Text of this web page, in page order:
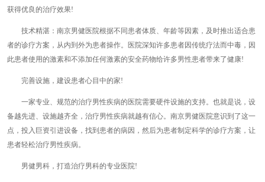
获得优良的治疗效果!
技术精湛：南京男健医院根据不同患者体质、年龄等因素，及时推出适合患
者的诊疗方案，从内到外为患者操作。医院深知许多患者因传统疗法而中毒，因
此患者使用的激素和不添加任何激素的安全药物给许多男性患者带来了健康!
完善设施，建设患者心目中的家!
一家专业、规范的治疗男性疾病的医院需要硬件设施的支持。也就是说，设
备越先进、设施越齐全，治疗男性疾病就越有信心。南京男健医院意识到了这一
点，投入巨资引进设备，找到患者的病因，然后为患者制定科学的诊疗方案，让
患者轻松治疗男性疾病。
男健男科，打造治疗男科的专业医院!